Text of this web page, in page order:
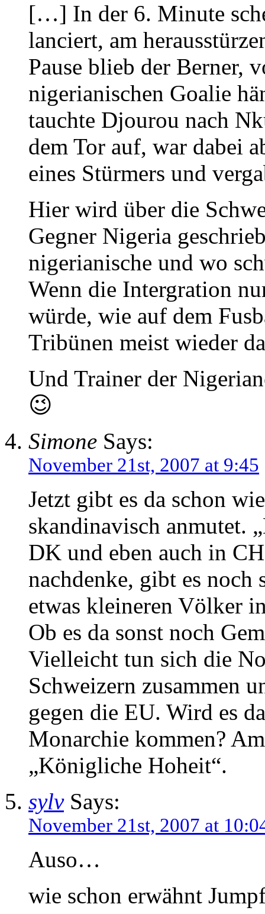
[…] In der 6. Minute
lanciert, am
Pause blieb der Berner,
nigerianischen Goalie
tauchte Djourou nach
dem Tor auf, war dabei
eines Stürmers und
Hier wird über die
Gegner Nigeria
nigerianische und wo
Wenn die Intergration
würde, wie auf dem
Tribünen meist wieder
Und Trainer der
😉
Simone Says:
November 21st, 2007 at 9:45
Jetzt gibt es da schon
skandinavisch anmutet.
DK und eben auch in
nachdenke, gibt es noch
etwas kleineren Völker
Ob es da sonst noch
Vielleicht tun sich die
Schweizern zusammen
gegen die EU. Wird es
Monarchie kommen?
„Königliche Hoheit“.
sylvSays:
November 21st, 2007 at
Auso…
wie schon erwähnt